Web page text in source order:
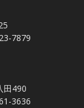
7879
田490
3636